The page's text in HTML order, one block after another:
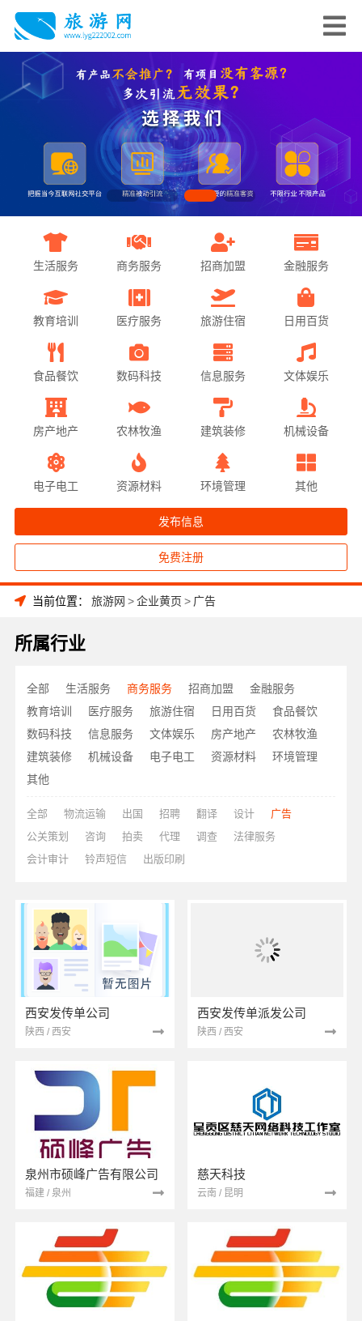
生活服务 商务服务 招商加盟 金融服务
教育培训 医疗服务 旅游住宿 日用百货
食品餐饮 数码科技 信息服务 文体娱乐
房产地产 农林牧渔 建筑装修 机械设备
电子电工 资源材料 环境管理 其他
发布信息
免费注册
当前位置： 旅游网 >企业黄页 > 广告
所属行业
全部 生活服务 商务服务 招商加盟
金融服务
教育培训
医疗服务 旅游住宿 日用百货
食品餐饮
数码科技
信息服务 文体娱乐 房产地产
农林牧渔
建筑装修
机械设备 电子电工 资源材料
环境管理
其他
全部 物流运输 出国 招聘 翻译 设计
广告
公关策划
咨询 拍卖 代理 调查
法律服务
会计审计
铃声短信 出版印刷
西安发传单公司
陕西 / 西安
西安发传单派发公司
陕西 / 西安
泉州市硕峰广告有限公司
福建 / 泉州
慈天科技
云南 / 昆明